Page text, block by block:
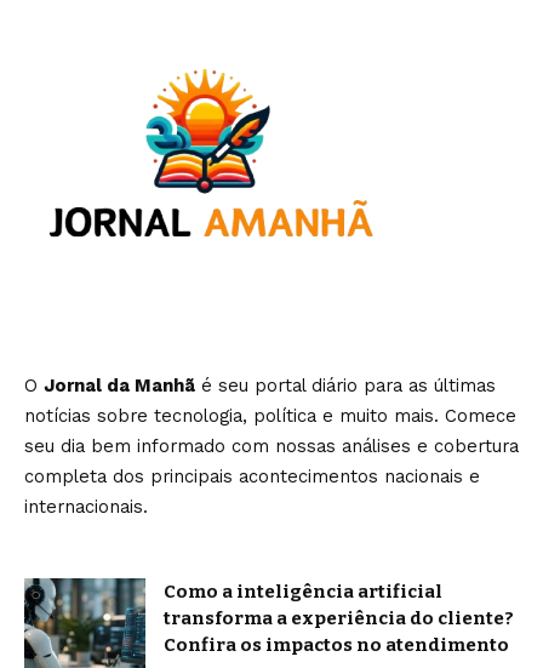
O Jornal da Manhã é seu portal diário para as últimas
notícias sobre tecnologia, política e muito mais. Comece
seu dia bem informado com nossas análises e cobertura
completa dos principais acontecimentos nacionais e
internacionais.
Como a inteligência artificial
transforma a experiência do cliente?
Confira os impactos no atendimento